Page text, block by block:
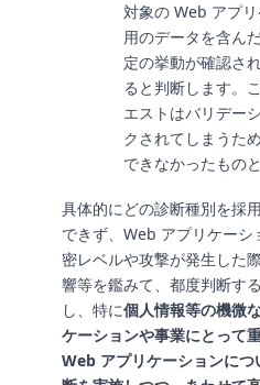
対象の Web アプ
用のデータを含ん
定の挙動が確認さ
ると判断します。
エストはバリデー
クされてしまうた
できなかったもの
具体的にどの診断種別を採
できず、Web アプリケーシ
密レベルや攻撃が発生した
響等を鑑みて、都度判断す
し、特に個人情報等の機微
ケーションや事業にとって
Web アプリケーションに